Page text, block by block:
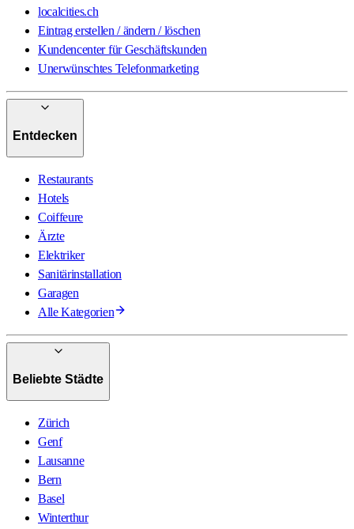
localcities.ch
Eintrag erstellen / ändern / löschen
Kundencenter für Geschäftskunden
Unerwünschtes Telefonmarketing
Entdecken
Restaurants
Hotels
Coiffeure
Ärzte
Elektriker
Sanitärinstallation
Garagen
Alle Kategorien
Beliebte Städte
Zürich
Genf
Lausanne
Bern
Basel
Winterthur